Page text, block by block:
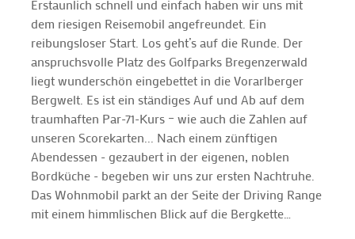
Erstaunlich schnell und einfach haben wir uns mit
dem riesigen Reisemobil angefreundet. Ein
reibungsloser Start. Los geht’s auf die Runde. Der
anspruchsvolle Platz des Golfparks Bregenzerwald
liegt wunderschön eingebettet in die Vorarlberger
Bergwelt. Es ist ein ständiges Auf und Ab auf dem
traumhaften Par-71-Kurs – wie auch die Zahlen auf
unseren Scorekarten... Nach einem zünftigen
Abendessen - gezaubert in der eigenen, noblen
Bordküche - begeben wir uns zur ersten Nachtruhe.
Das Wohnmobil parkt an der Seite der Driving Range
mit einem himmlischen Blick auf die Bergkette…